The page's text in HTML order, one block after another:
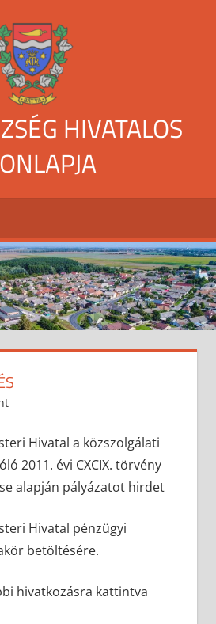
HIVATALOS
Hivatal a közszolgálati
2011. évi CXCIX. törvény
alapján pályázatot hirdet
Hivatal pénzügyi
betöltésére.
hivatkozásra kattintva